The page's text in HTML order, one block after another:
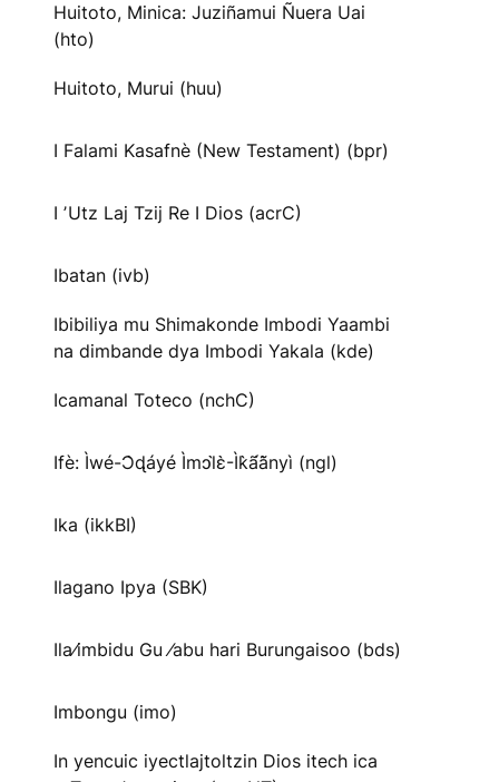
Huitoto, Minica: Juziñamui Ñuera Uai
(hto)
Huitoto, Murui (huu)
I Falami Kasafnè (New Testament) (bpr)
I ʼUtz Laj Tzij Re I Dios (acrC)
Ibatan (ivb)
Ibibiliya mu Shimakonde Imbodi Yaambi
na dimbande dya Imbodi Yakala (kde)
Icamanal Toteco (nchC)
Ifè: Ìwé-Ɔ̀ɖáyé Ìmↄl̀ɛ̀-Ìk̀ã́ã̀nyì (ngl)
Ika (ikkBI)
Ilagano Ipya (SBK)
Ila⁄imbidu Gu ⁄abu hari Burungaisoo (bds)
Imbongu (imo)
In yencuic iyectlajtoltzin Dios itech ica